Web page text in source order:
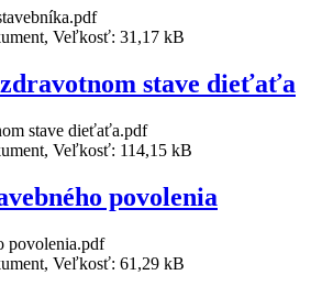
Veľkosť: 31,17 kB
stave dieťaťa
stave dieťaťa.pdf
Veľkosť: 114,15 kB
povolenia
povolenia.pdf
Veľkosť: 61,29 kB